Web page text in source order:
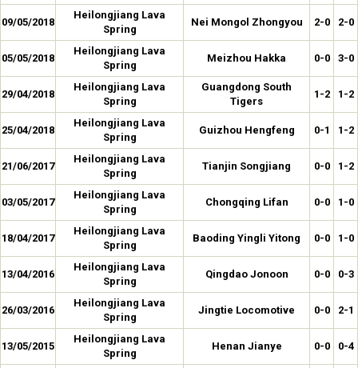
09/05/2018
Heilongjiang Lava
Spring
Nei Mongol Zhongyou 2-0 2-0
05/05/2018
Heilongjiang Lava
Spring
Meizhou Hakka 0-0 3-0
29/04/2018
Heilongjiang Lava
Spring
Guangdong South
Tigers
1-2 1-2
25/04/2018
Heilongjiang Lava
Spring
Guizhou Hengfeng 0-1 1-2
21/06/2017
Heilongjiang Lava
Spring
Tianjin Songjiang 0-0 1-2
03/05/2017
Heilongjiang Lava
Spring
Chongqing Lifan 0-0 1-0
18/04/2017
Heilongjiang Lava
Spring
Baoding Yingli Yitong 0-0 1-0
13/04/2016
Heilongjiang Lava
Spring
Qingdao Jonoon 0-0 0-3
26/03/2016
Heilongjiang Lava
Spring
Jingtie Locomotive 0-0 2-1
13/05/2015
Heilongjiang Lava
Spring
Henan Jianye 0-0 0-4